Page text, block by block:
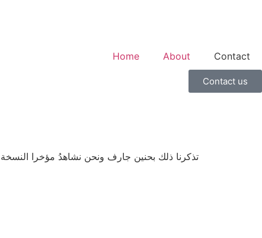
Home About Contact
Contact us